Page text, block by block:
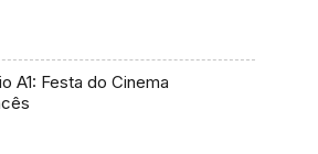
A1: Festa do Cinema